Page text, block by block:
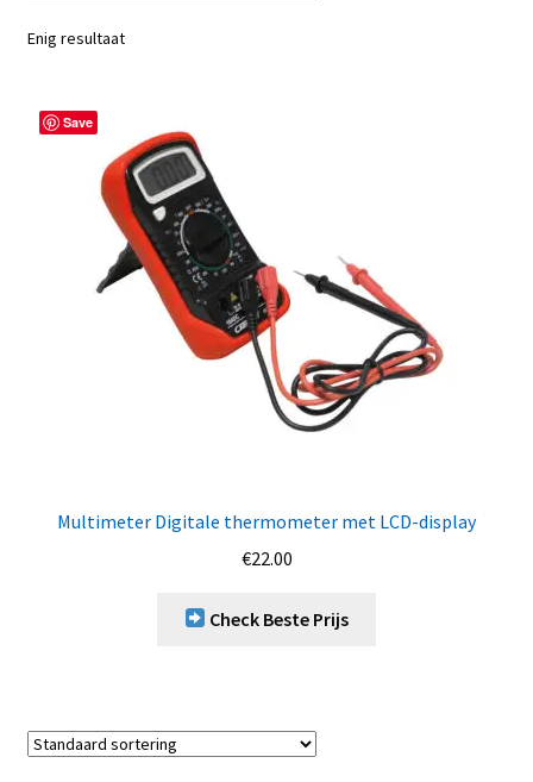
Enig resultaat
Save
Multimeter Digitale thermometer met LCD-display
€22.00
Check Beste Prijs